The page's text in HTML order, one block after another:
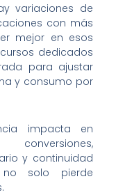
variaciones de
con más
mejor en esos
dedicados
para ajustar
y consumo por
impacta en
y continuidad
solo pierde